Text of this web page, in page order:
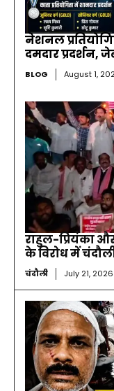
नेशनल
दमदार प्रदर्शन,
BLOG August 1,
राहुल-प्रियंका
के विरोध में
चंदौली July 21, 2026